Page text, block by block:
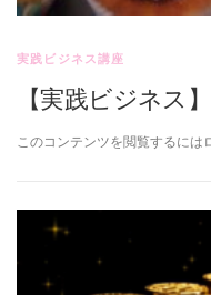
実践ビジネス講座
【実践ビジネス
このコンテンツを閲覧するに